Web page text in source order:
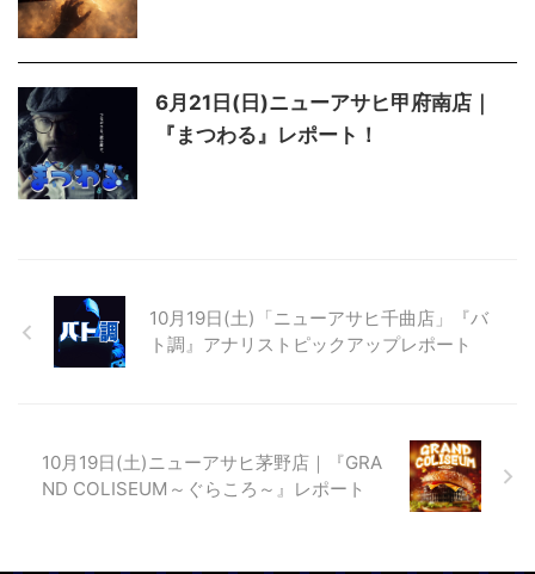
6月21日(日)ニューアサヒ甲府南店｜
『まつわる』レポート！
10月19日(土)「ニューアサヒ千曲店」『バ
ト調』アナリストピックアップレポート
10月19日(土)ニューアサヒ茅野店｜『GRA
ND COLISEUM～ぐらころ～』レポート